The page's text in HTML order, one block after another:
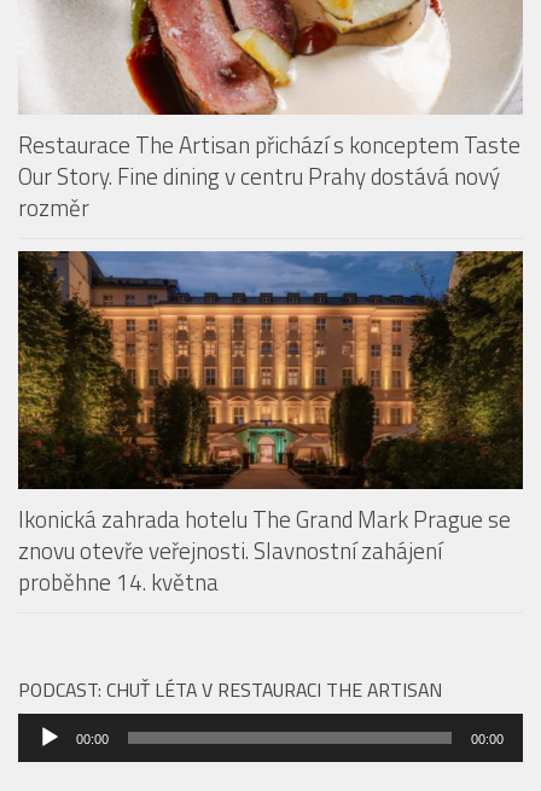
Restaurace The Artisan přichází s konceptem Taste
Our Story. Fine dining v centru Prahy dostává nový
rozměr
Ikonická zahrada hotelu The Grand Mark Prague se
znovu otevře veřejnosti. Slavnostní zahájení
proběhne 14. května
PODCAST: CHUŤ LÉTA V RESTAURACI THE ARTISAN
Audio
přehrávač
00:00 00:00